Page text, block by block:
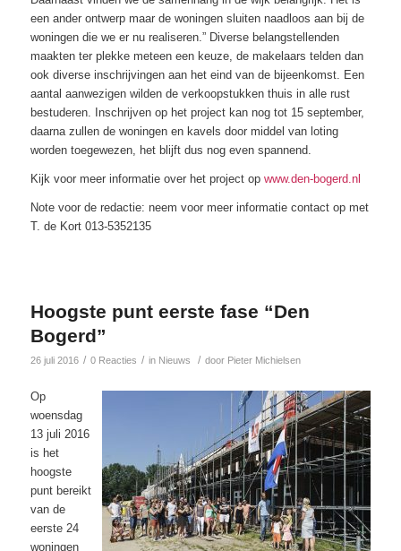
een ander ontwerp maar de woningen sluiten naadloos aan bij de
woningen die we er nu realiseren.” Diverse belangstellenden
maakten ter plekke meteen een keuze, de makelaars telden dan
ook diverse inschrijvingen aan het eind van de bijeenkomst. Een
aantal aanwezigen wilden de verkoopstukken thuis in alle rust
bestuderen. Inschrijven op het project kan nog tot 15 september,
daarna zullen de woningen en kavels door middel van loting
worden toegewezen, het blijft dus nog even spannend.
Kijk voor meer informatie over het project op www.den-bogerd.nl
Note voor de redactie: neem voor meer informatie contact op met
T. de Kort 013-5352135
Hoogste punt eerste fase “Den
Bogerd”
26 juli 2016 / 0 Reacties / in Nieuws / door Pieter Michielsen
Op
woensdag
13 juli 2016
is het
hoogste
punt bereikt
van de
eerste 24
woningen